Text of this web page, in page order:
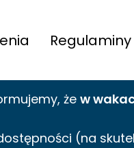
Regulaminy
że w
(na